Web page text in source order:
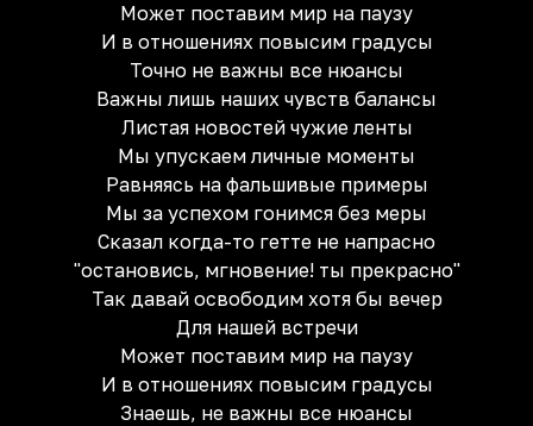
Может поставим мир на паузу
И в отношениях повысим градусы
Точно не важны все нюансы
Важны лишь наших чувств балансы
Листая новостей чужие ленты
Мы упускаем личные моменты
Равняясь на фальшивые примеры
Мы за успехом гонимся без меры
Сказал когда-то гетте не напрасно
"остановись, мгновение! ты прекрасно"
Так давай освободим хотя бы вечер
Для нашей встречи
Может поставим мир на паузу
И в отношениях повысим градусы
Знаешь, не важны все нюансы